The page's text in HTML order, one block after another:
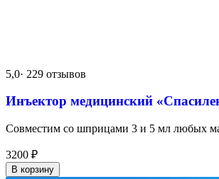
5,0· 229 отзывов
Инъектор медицинский
Совместим со шприцами 3 и 5 мл любых
3200 ₽
В корзину